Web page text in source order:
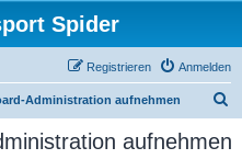
Spider
Anmelden
Registrieren
Administration aufnehmen
c
aufnehmen